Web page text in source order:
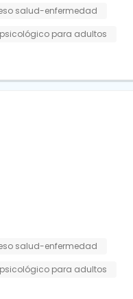
salud-enfermedad
para adultos
salud-enfermedad
para adultos